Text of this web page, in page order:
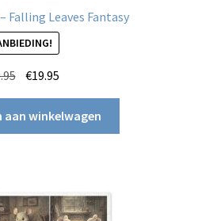
Falling Leaves Fantasy
Oorspronkelijke
prijs
was:
€29.95.
€19.95
prijs
is:
€19.95.
aan winkelwagen